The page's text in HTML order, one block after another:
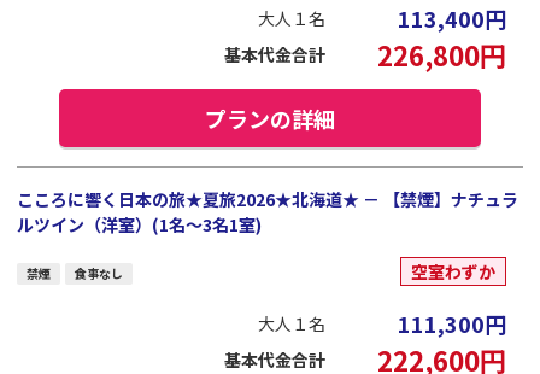
大人１名 113,400円
基本代金合計 226,800円
プランの詳細
こころに響く日本の旅★夏旅2026★北海道★ － 【禁煙】ナチュラ
ルツイン（洋室）(1名～3名1室)
禁煙 食事なし 空室わずか
大人１名 111,300円
基本代金合計 222,600円